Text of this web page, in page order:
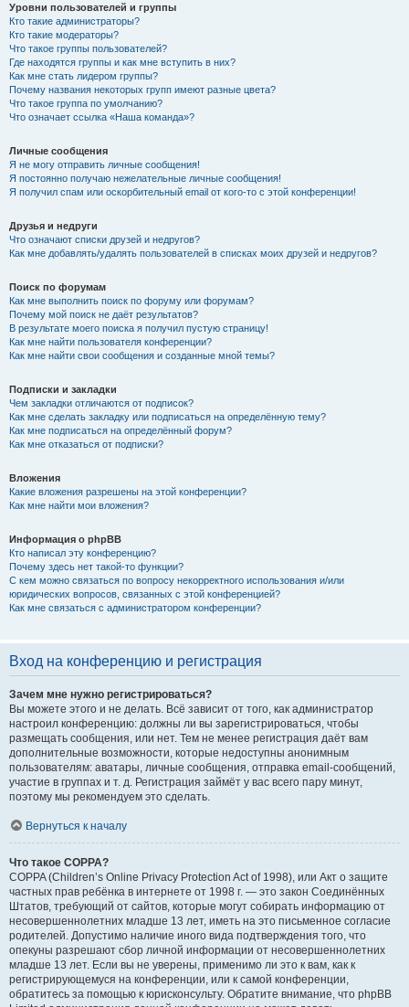
Уровни пользователей и группы
Кто такие администраторы?
Кто такие модераторы?
Что такое группы пользователей?
Где находятся группы и как мне вступить в них?
Как мне стать лидером группы?
Почему названия некоторых групп имеют разные цвета?
Что такое группа по умолчанию?
Что означает ссылка «Наша команда»?
Личные сообщения
Я не могу отправить личные сообщения!
Я постоянно получаю нежелательные личные сообщения!
Я получил спам или оскорбительный email от кого-то с этой конференции!
Друзья и недруги
Что означают списки друзей и недругов?
Как мне добавлять/удалять пользователей в списках моих друзей и недругов?
Поиск по форумам
Как мне выполнить поиск по форуму или форумам?
Почему мой поиск не даёт результатов?
В результате моего поиска я получил пустую страницу!
Как мне найти пользователя конференции?
Как мне найти свои сообщения и созданные мной темы?
Подписки и закладки
Чем закладки отличаются от подписок?
Как мне сделать закладку или подписаться на определённую тему?
Как мне подписаться на определённый форум?
Как мне отказаться от подписки?
Вложения
Какие вложения разрешены на этой конференции?
Как мне найти мои вложения?
Информация о phpBB
Кто написал эту конференцию?
Почему здесь нет такой-то функции?
С кем можно связаться по вопросу некорректного использования и/или
юридических вопросов, связанных с этой конференцией?
Как мне связаться с администратором конференции?
Вход на конференцию и регистрация
Зачем мне нужно регистрироваться?
Вы можете этого и не делать. Всё зависит от того, как администратор
настроил конференцию: должны ли вы зарегистрироваться, чтобы
размещать сообщения, или нет. Тем не менее регистрация даёт вам
дополнительные возможности, которые недоступны анонимным
пользователям: аватары, личные сообщения, отправка email-сообщений,
участие в группах и т. д. Регистрация займёт у вас всего пару минут,
поэтому мы рекомендуем это сделать.
Вернуться к началу
Что такое COPPA?
COPPA (Children’s Online Privacy Protection Act of 1998), или Акт о защите
частных прав ребёнка в интернете от 1998 г. — это закон Соединённых
Штатов, требующий от сайтов, которые могут собирать информацию от
несовершеннолетних младше 13 лет, иметь на это письменное согласие
родителей. Допустимо наличие иного вида подтверждения того, что
опекуны разрешают сбор личной информации от несовершеннолетних
младше 13 лет. Если вы не уверены, применимо ли это к вам, как к
регистрирующемуся на конференции, или к самой конференции,
обратитесь за помощью к юрисконсульту. Обратите внимание, что phpBB